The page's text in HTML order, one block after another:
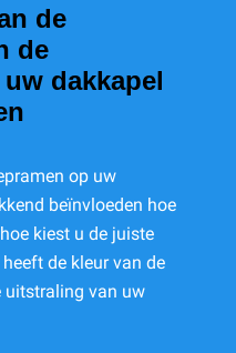
de
de
dakkapel
op uw
beïnvloeden hoe
kiest u de juiste
de kleur van de
uitstraling van uw